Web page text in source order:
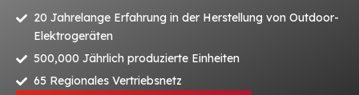
20 Jahrelange Erfahrung in der Herstellung von Outdoor-
Elektrogeräten
500,000 Jährlich produzierte Einheiten
65 Regionales Vertriebsnetz